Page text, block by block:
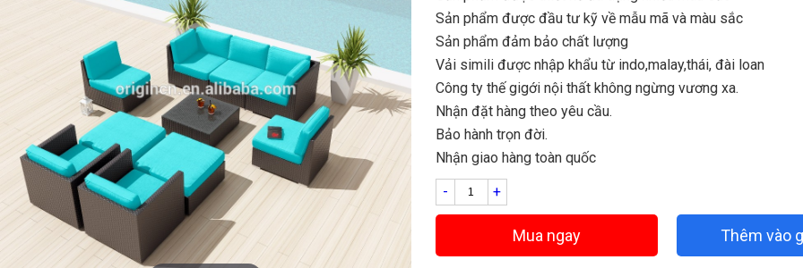
Sản phẩm được đầu tư kỹ về mẫu mã và màu sắc
Sản phẩm đảm bảo chất lượng
Vải simili được nhập khẩu từ indo,malay,thái, đài loan
Công ty thế gigới nội thất không ngừng vương xa.
Nhận đặt hàng theo yêu cầu.
Bảo hành trọn đời.
Nhận giao hàng toàn quốc
-
+
Mua ngay Thêm vào